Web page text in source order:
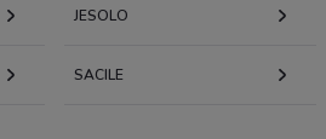
JESOLO
SACILE